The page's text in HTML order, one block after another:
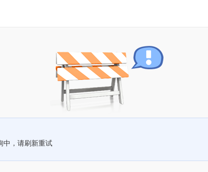
中，请刷新重试